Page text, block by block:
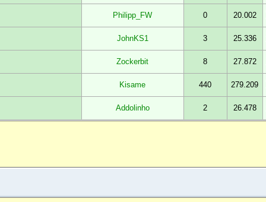
Philipp_FW 0 20.002
JohnKS1 3 25.336
Zockerbit 8 27.872
Kisame 440 279.209
Addolinho 2 26.478